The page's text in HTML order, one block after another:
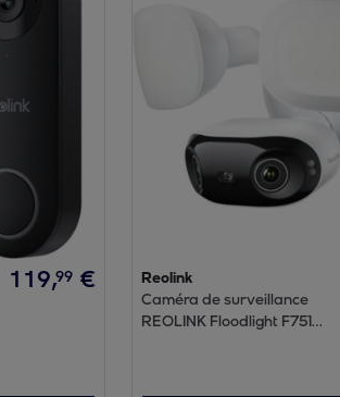
119,99 €
Reolink
Caméra de surveillance
REOLINK Floodlight F751W